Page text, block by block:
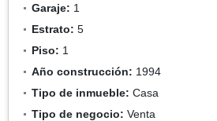
Garaje: 1
Estrato: 5
Piso: 1
Año construcción: 1994
Tipo de inmueble: Casa
Tipo de negocio: Venta